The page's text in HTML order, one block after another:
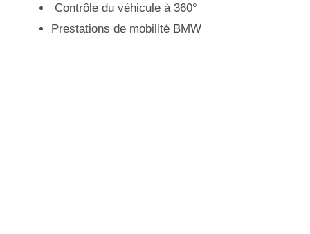
Contrôle du véhicule à 360°
Prestations de mobilité BMW